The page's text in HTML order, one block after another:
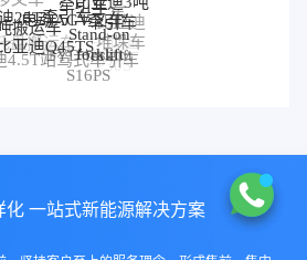
车
牵引车
比亚迪
堆垛车
比亚迪
P30S
迪仓储叉车
盘搬运车
搬运车
25T牵引车
电动AGV叉车
Stand-on
forklift
BYD forklift
S16PS
4.5T站驾式牵引车
亚迪Q45TS
化 一站式新能源解决方案